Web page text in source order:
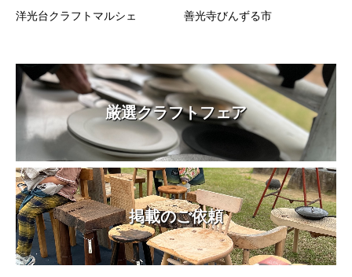
洋光台クラフトマルシェ 善光寺びんずる市
厳選クラフトフェア
掲載のご依頼